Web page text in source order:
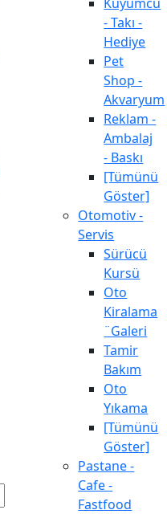
- Takı -
Hediye
Pet
Shop -
Akvaryum
Reklam -
Ambalaj
- Baskı
[Tümünü
Göster]
Otomotiv -
Servis
Sürücü
Kursü
Oto
Kiralama
¨Galeri
Tamir
Bakım
Oto
Yıkama
[Tümünü
Göster]
Pastane -
Cafe -
Fastfood